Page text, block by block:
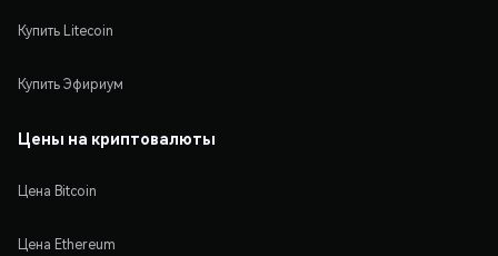
Купить Litecoin
Купить Эфириум
Цены на криптовалюты
Цена Bitcoin
Цена Ethereum